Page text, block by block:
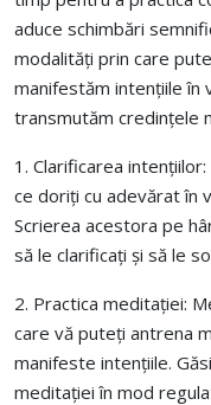
aduce schimbări
modalități prin care
manifestăm intențiile în
transmutăm credințele
1. Clarificarea
ce doriți cu adevărat în
Scrierea acestora pe
să le clarificați și să le
2. Practica meditației:
care vă puteți antrena
manifeste intențiile.
meditației în mod